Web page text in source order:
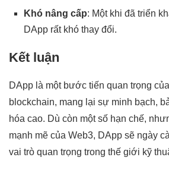
Khó nâng cấp: Một khi đã triển
DApp rất khó thay đổi.
Kết luận
DApp là một bước tiến quan trọng
blockchain, mang lại sự minh bạch,
hóa cao. Dù còn một số hạn chế,
mạnh mẽ của Web3, DApp sẽ ngày
vai trò quan trọng trong thế giới kỹ